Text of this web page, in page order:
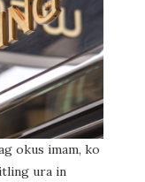
okus imam, ko
ura in